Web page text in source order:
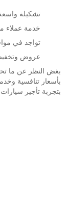
تشكيلة
خدمة عملاء
تواجد في
عروض
بغض النظر عن ما
بتجربة تأجير